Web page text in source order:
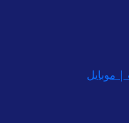
| موبایل